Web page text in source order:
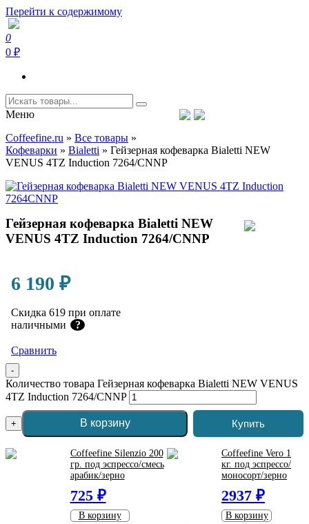
Перейти к содержимому
Coffeefine.ru
Интернет-магазин кофемашин и кофейной техники для дома
0
0 ₽
Меню
Coffeefine.ru » Все товары »
Кофеварки » Bialetti » Гейзерная кофеварка Bialetti NEW
VENUS 4TZ Induction 7264/CNNP
Гейзерная кофеварка Bialetti NEW
VENUS 4TZ Induction 7264/CNNP
6 190 ₽
Скидка 619 при оплате
наличными
?
Сравнить
-
Количество товара Гейзерная кофеварка Bialetti NEW VENUS
4TZ Induction 7264/CNNP
+ В корзину Купить
Coffeefine Silenzio 200
гр. под эспрессо/смесь
арабик/зерно
725 ₽
В корзину
Coffeefine Vero 1
кг. под эспрессо/
моносорт/зерно
2937 ₽
В корзину